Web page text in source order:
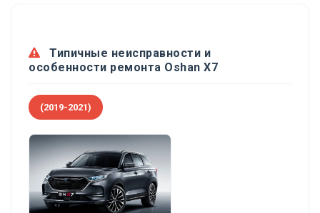
Типичные неисправности и
особенности ремонта Oshan X7
(2019-2021)